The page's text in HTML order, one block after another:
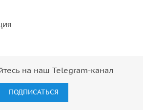
на наш Telegram-канал
ПОДПИСАТЬСЯ